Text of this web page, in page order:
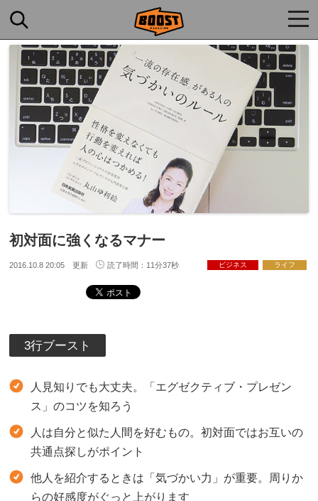
初対面に強くなるマナー
2016.10.8 20:05 更新 読了時間：11分37秒 ビジネス ライフ
3行ブースト
人見知りでも大丈夫。「エグゼクティブ・プレゼン
ス」のコツを知ろう
人は自分と似た人間を好むもの。初対面ではお互いの
共通点探しがポイント
他人を紹介するときは「気づかい力」が重要。周りか
らの好感度がぐっと上がります